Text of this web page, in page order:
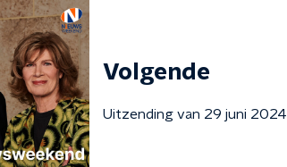
Volgende
Uitzending van 29 juni 2024